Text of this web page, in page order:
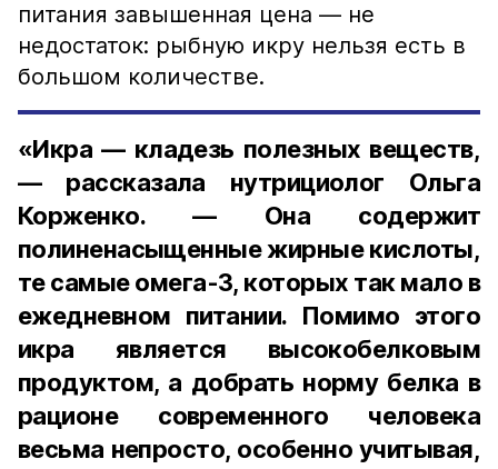
питания завышенная цена — не
недостаток: рыбную икру нельзя есть в
большом количестве.
«Икра — кладезь полезных веществ,
— рассказала нутрициолог Ольга
Корженко. — Она содержит
полиненасыщенные жирные кислоты,
те самые омега-3, которых так мало в
ежедневном питании. Помимо этого
икра является высокобелковым
продуктом, а добрать норму белка в
рационе современного человека
весьма непросто, особенно учитывая,